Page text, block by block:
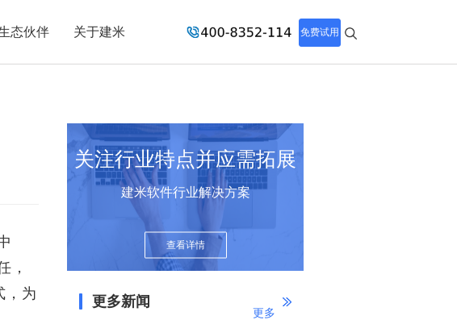
态伙伴 关于建米 免费试用
，
，为
关注行业特点并应需拓展
建米软件行业解决方案
查看详情
更多新闻
更多